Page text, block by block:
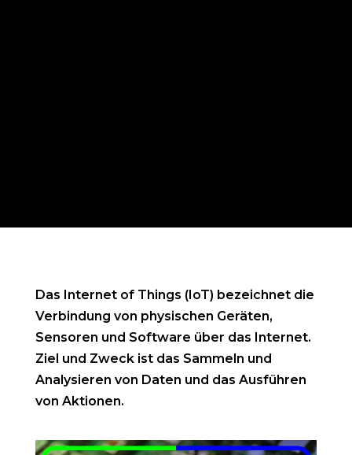
Das Internet of Things (IoT) bezeichnet die
Verbindung von physischen Geräten,
Sensoren und Software über das Internet.
Ziel und Zweck ist das Sammeln und
Analysieren von Daten und das Ausführen
von Aktionen.